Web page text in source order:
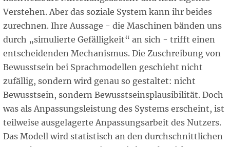
Verstehen. Aber das soziale System kann ihr beides
zurechnen. Ihre Aussage - die Maschinen bänden uns
durch „simulierte Gefälligkeit“ an sich - trifft einen
entscheidenden Mechanismus. Die Zuschreibung von
Bewusstsein bei Sprachmodellen geschieht nicht
zufällig, sondern wird genau so gestaltet: nicht
Bewusstsein, sondern Bewusstseinsplausibilität. Doch
was als Anpassungsleistung des Systems erscheint, ist
teilweise ausgelagerte Anpassungsarbeit des Nutzers.
Das Modell wird statistisch an den durchschnittlichen